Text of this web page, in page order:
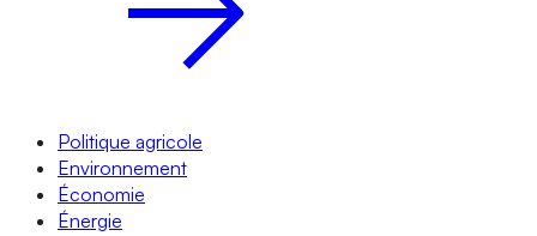
Politique agricole
Environnement
Économie
Énergie